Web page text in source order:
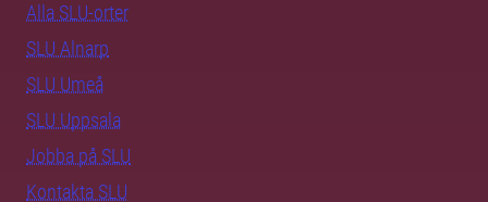
Alla SLU-orter
SLU Alnarp
SLU Umeå
SLU Uppsala
Jobba på SLU
Kontakta SLU